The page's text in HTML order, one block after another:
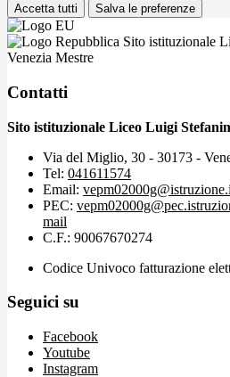
Accetta tutti Salva le preferenze
Sito istituzionale
Venezia Mestre
Contatti
Sito istituzionale Liceo Luigi
Via del Miglio, 30 - 30173 -
Tel: 041611574
Email:
PEC:
mail
C.F.: 90067670274
Codice Univoco fatturazione
Seguici su
Facebook
Youtube
Instagram